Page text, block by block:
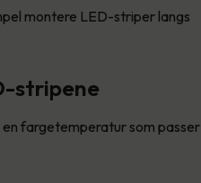
montere LED-striper langs
stripene
fargetemperatur som passer